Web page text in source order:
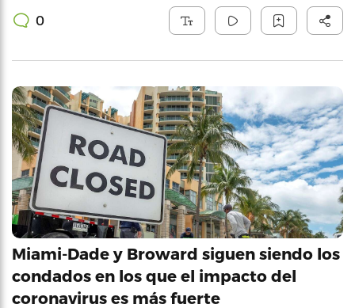
0
Miami-Dade y Broward siguen siendo los
condados en los que el impacto del
coronavirus es más fuerte